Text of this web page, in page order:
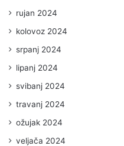
rujan 2024
kolovoz 2024
srpanj 2024
lipanj 2024
svibanj 2024
travanj 2024
ožujak 2024
veljača 2024